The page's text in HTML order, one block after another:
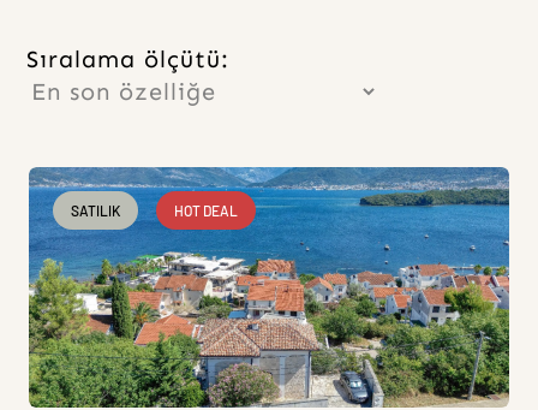
Sıralama ölçütü:
SATILIK HOT DEAL